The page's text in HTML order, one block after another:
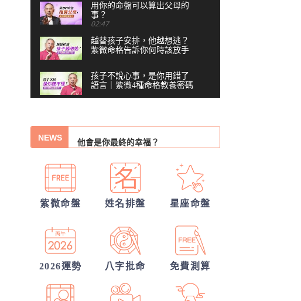
用你的命盤可以算出父母的
事？
02:47
越替孩子安排，他越想逃？
紫微命格告訴你何時該放手
孩子不說心事，是你用錯了
語言｜紫微4種命格教養密碼
00:41
習慣把累往肚子裡吞？最難
越努力越燒光自己？你的天
賦可能用過頭了 #shorts
00:40
顆星，常燒光自己
40歲，人生努力全部歸零
——我打開命盤，看到了什
麼？
04:51
一張命盤，算出你全家？
#shorts
NEWS
我的人生命運20解
你們的命盤合嗎？適合當夫妻？批婚配
他會是你最終的幸福？
30項情定一生占
他的異性關係全解密
另一半何時來敲門?
紫微命盤 姓名排盤 星座命盤
2026運勢 八字批命 免費測算